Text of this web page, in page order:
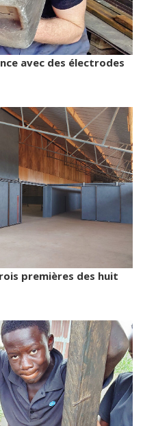
avec des électrodes
premières des huit